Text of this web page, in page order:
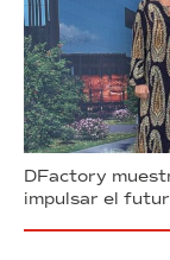
DFactory
impulsar el